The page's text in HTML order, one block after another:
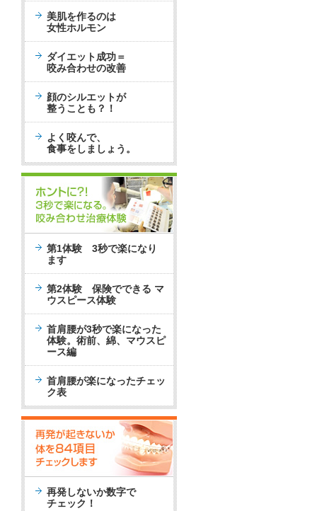
美肌を作るのは
女性ホルモン
ダイエット成功＝
咬み合わせの改善
顔のシルエットが
整うことも？！
よく咬んで、
食事をしましょう。
第1体験 3秒で楽になり
ます
第2体験 保険でできる マ
ウスピース体験
首肩腰が3秒で楽になった
体験。術前、綿、マウスピ
ース編
首肩腰が楽になったチェッ
ク表
再発しないか数字で
チェック！